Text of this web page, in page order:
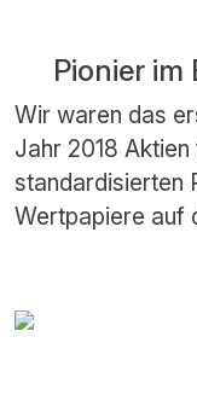
Pionier im
Wir waren das
Jahr 2018
standardisierten
Wertpapiere auf